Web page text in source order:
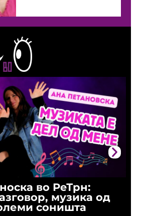
во РеТрн:
музика од
соништа